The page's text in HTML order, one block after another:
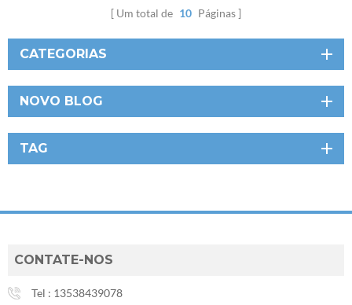
Um total de 10 Páginas
CATEGORIAS
NOVO BLOG
TAG
CONTATE-NOS
Tel : 13538439078